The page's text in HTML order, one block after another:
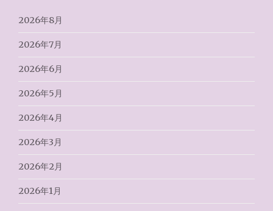
2026年8月
2026年7月
2026年6月
2026年5月
2026年4月
2026年3月
2026年2月
2026年1月